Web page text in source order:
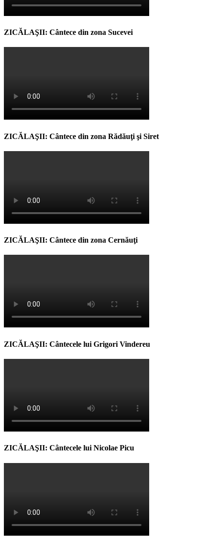
ZICĂLAŞII: Cântece din zona Sucevei
ZICĂLAŞII: Cântece din zona Rădăuţi şi Siret
ZICĂLAŞII: Cântece din zona Cernăuţi
ZICĂLAŞII: Cântecele lui Grigori Vindereu
ZICĂLAŞII: Cântecele lui Nicolae Picu